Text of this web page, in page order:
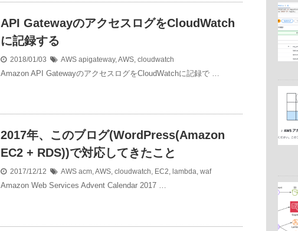
API GatewayのアクセスログをCloudWatch
に記録する
2018/01/03 AWS apigateway,AWS, cloudwatch
Amazon API GatewayのアクセスログをCloudWatchに記録で …
2017年、このブログ(WordPress(Amazon
EC2 + RDS))で対応してきたこと
2017/12/12 AWS acm,AWS, cloudwatch, EC2, lambda, waf
Amazon Web Services Advent Calendar 2017 …